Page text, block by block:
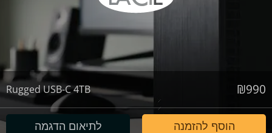
₪990
Rugged USB-C 4TB
הוסף להזמנה לתיאום הדגמה